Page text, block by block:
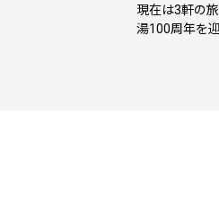
現在は3軒の
湯100周年を